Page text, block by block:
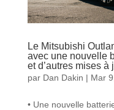
Le Mitsubishi
avec une nouvelle
et d’autres mises à
par Dan Dakin | Mar
• Une nouvelle